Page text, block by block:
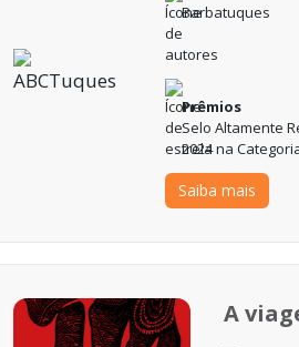
Barbatuques
Prêmios
Selo Altamente
2024 na
Saiba mais
A